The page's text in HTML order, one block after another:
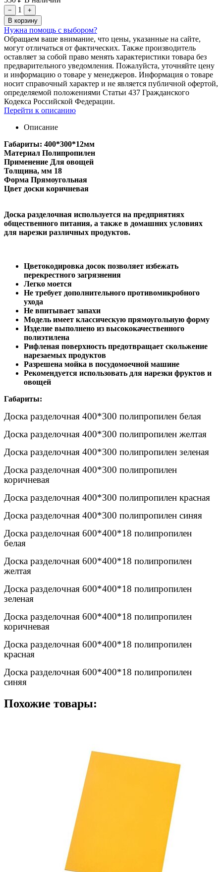
− 1
+
В корзину
Нужна помощь с выбором?
Обращаем ваше внимание, что цены, указанные на сайте,
могут отличаться от фактических. Также производитель
оставляет за собой право менять характеристики товара без
предварительного уведомления. Пожалуйста, уточняйте цену
и информацию о товаре у менеджеров. Информация о товаре
носит справочный характер и не является публичной офертой,
определяемой положениями Статьи 437 Гражданского
Кодекса Российской Федерации.
Перейти к описанию
Описание
Габариты: 400*300*12мм
Материал Полипропилен
Применение Для овощей
Толщина, мм 18
Форма Прямоугольная
Цвет доски коричневая
Доска разделочная используется на предприятиях
общественного питания, а также в домашних условиях
для нарезки различных продуктов.
Цветокодировка досок позволяет избежать
перекрестного загрязнения
Легко моется
Не требует дополнительного противомикробного
ухода
Не впитывает запахи
Модель имеет классическую прямоугольную форму
Изделие выполнено из высококачественного
полиэтилена
Рифленая поверхность предотвращает скольжение
нарезаемых продуктов
Разрешена мойка в посудомоечной машине
Рекомендуется использовать для нарезки фруктов и
овощей
Габариты:
Доска разделочная 400*300 полипропилен белая
Доска разделочная 400*300 полипропилен желтая
Доска разделочная 400*300 полипропилен зеленая
Доска разделочная 400*300 полипропилен
коричневая
Доска разделочная 400*300 полипропилен красная
Доска разделочная 400*300 полипропилен синяя
Доска разделочная 600*400*18 полипропилен
белая
Доска разделочная 600*400*18 полипропилен
желтая
Доска разделочная 600*400*18 полипропилен
зеленая
Доска разделочная 600*400*18 полипропилен
коричневая
Доска разделочная 600*400*18 полипропилен
красная
Доска разделочная 600*400*18 полипропилен
синяя
Похожие товары: